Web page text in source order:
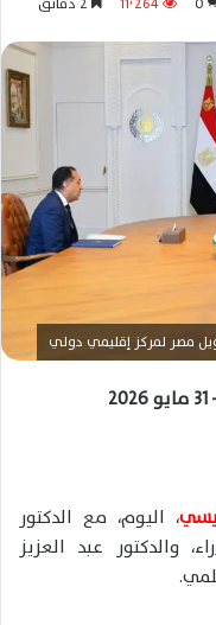
مصر لمركز إقليمي دولي
، اليوم، مع الدكتور
والدكتور عبد العزيز